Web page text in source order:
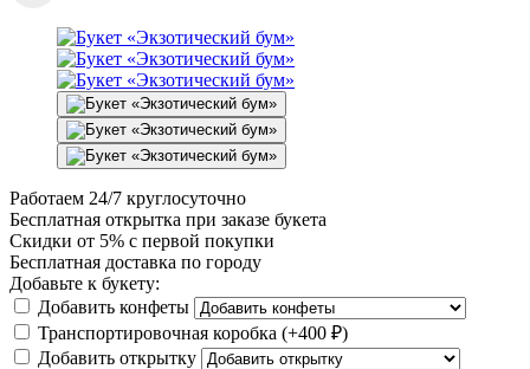
Работаем 24/7 круглосуточно
Бесплатная открытка при заказе букета
Скидки от 5% с первой покупки
Бесплатная доставка по городу
Добавьте к букету:
Добавить конфеты
Транспортировочная коробка (+400 ₽)
Добавить открытку